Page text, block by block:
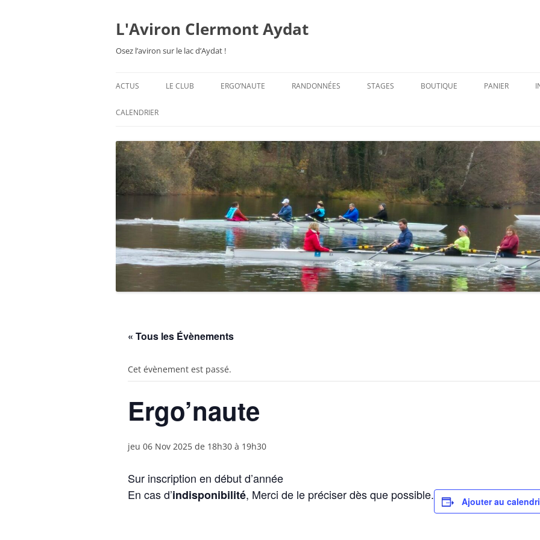
L'Aviron Clermont Aydat
Osez l’aviron sur le lac d’Aydat !
ACTUS LE CLUB
ESPACE ADHÉSION
TARIFS 2026-27
ERGO’NAUTE RANDONNÉES STAGES BOUTIQUE PANIER
CALENDRIER
« Tous les Évènements
Cet évènement est passé.
Ergo’naute
jeu 06 Nov 2025 de 18h30 à 19h30
Sur inscription en début d’année
En cas d’indisponibilité, Merci de le préciser dès que possible. Ajouter au